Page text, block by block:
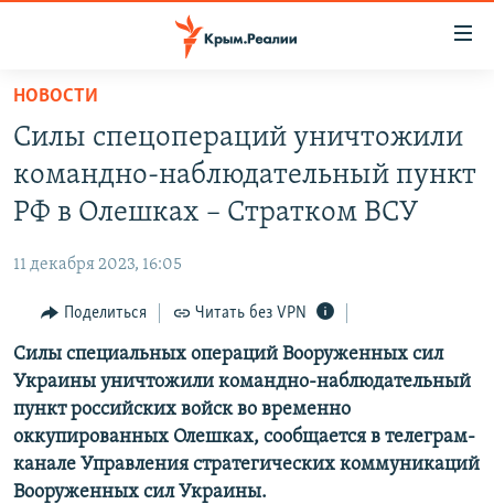
Вернуться
основному
содержанию
Вернутся
главной
навигации
Вернутся
поиску
ГРУЗ 200
11 ЛЕТ ОККУПАЦИИ КРЫМА. 11 ИСТОРИЙ СОПРОТИВЛЕНИЯ
ВОДА
ЕЩЕ
ИНТЕРАКТИВ
ИНФОГРАФИКА
ТЕЛЕПРОЕКТ КРЫМ.РЕАЛИИ
СОВЕТЫ ПРАВОЗАЩИТНИКОВ
ПРОПАВШИЕ БЕЗ ВЕСТИ
РАДІО СВОБОДА
КАК ОБОЙТИ БЛОКИРОВКУ
Українською
Qırımtatar
НОВОСТИ
Силы спецопераций уничтожили
командно-наблюдательный пункт
РФ в Олешках – Стратком ВСУ
11 декабря 2023, 16:05
Поделиться Читать без VPN
Силы специальных операций Вооруженных сил
Украины уничтожили командно-наблюдательный
пункт российских войск во временно
оккупированных Олешках, сообщается в телеграм-
канале Управления стратегических коммуникаций
Вооруженных сил Украины.